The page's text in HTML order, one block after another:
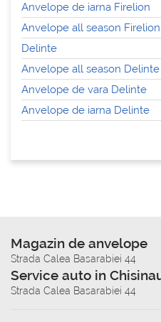
Anvelope de iarna Firelion
Anvelope all season Firelion
Delinte
Anvelope all season Delinte
Anvelope de vara Delinte
Anvelope de iarna Delinte
Magazin de anvelope
Strada Calea Basarabiei 44
Service auto in
Strada Calea Basarabiei 44